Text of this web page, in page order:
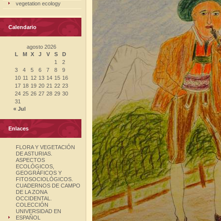
vegetation ecology
Calendario
agosto 2026
L
M X J V S
D
1
2
3
4 5 6 7 8
9
10 11 12 13 14 15 16
17 18 19 20 21 22 23
24 25 26 27 28 29 30
31
« Jul
Enlaces
FLORA Y VEGETACIÓN
DE ASTURIAS.
ASPECTOS
ECOLÓGICOS,
GEOGRÁFICOS Y
FITOSOCIOLÓGICOS.
CUADERNOS DE CAMPO
DE LA ZONA
OCCIDENTAL.
COLECCIÓN
UNIVERSIDAD EN
ESPAÑOL